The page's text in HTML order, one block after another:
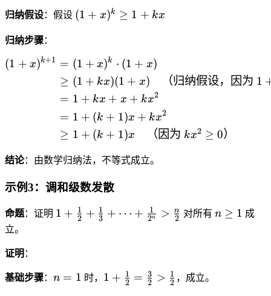
+
2
g
e
q
-
2
=
1
4
>
0
>
k
1
n
\
q
1
+
n
x
N
x
1
=
1
+
e
q
1
+
x
归纳假设：假设 (
x
)
^
k
\
g
e
q
1
+
k
x
(1 + x)k ≥ 1 + kx
归纳步骤：
\begin{aligned}
(1 + x)k+1 = (1 + x)k ⋅ (1 + x)
≥ (1 + kx)(1 + x) （归纳假设，因为 1
= 1 + kx + x + kx2
= 1 + (k + 1)x + kx2
≥ 1 + (k + 1)x （因为 kx2 ≥ 0）
结论：由数学归纳法，不等式成立。
示例3：调和级数发散
命题：证明 1
c
1 + 2
1 + 3
1 + ⋯ + 2n
1 > 2
n 对所有 n
n ≥ 1 成
立。
证明 ：
基础步骤： n
n = 1 时， 1
1 + 2
1 = 2
3 > 2
1 ，成立。